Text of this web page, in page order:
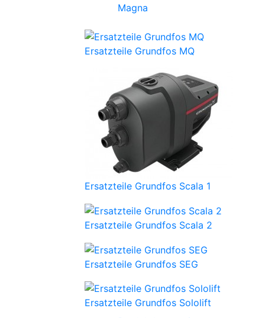
Magna
Ersatzteile Grundfos MQ
Ersatzteile Grundfos Scala 1
Ersatzteile Grundfos Scala 2
Ersatzteile Grundfos SEG
Ersatzteile Grundfos Sololift